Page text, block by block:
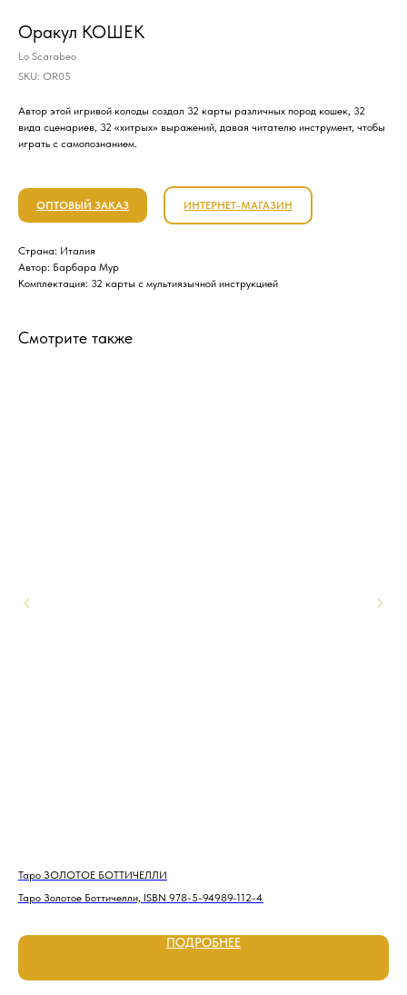
Оракул КОШЕК
Lo Scarabeo
SKU: OR05
Автор этой игривой колоды создал 32 карты различных пород кошек, 32
вида сценариев, 32 «хитрых» выражений, давая читателю инструмент, чтобы
играть с самопознанием.
ОПТОВЫЙ ЗАКАЗ ИНТЕРНЕТ-МАГАЗИН
Страна: Италия
Автор: Барбара Мур
Комплектация: 32 карты с мультиязычной инструкцией
Смотрите также
Таро ЗОЛОТОЕ БОТТИЧЕЛЛИ
Таро Золотое Боттичелли, ISBN 978-5-94989-112-4
ПОДРОБНЕЕ